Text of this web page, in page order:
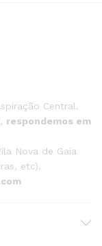
Central.
respondemos em
Nova de Gaia
etc).